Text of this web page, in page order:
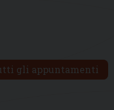
gli appuntamenti